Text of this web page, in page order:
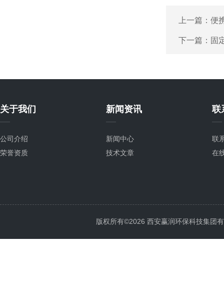
上一篇： 便
下一篇： 固
关于我们
公司介绍
荣誉资质
新闻资讯
新闻中心
技术文章
联
联
在
版权所有©2026 西安赢润环保科技集团